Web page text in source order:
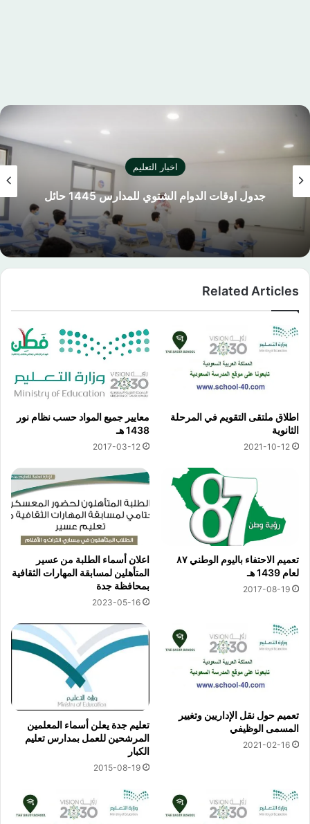
اخبار التعليم
جدول اوقات الدوام الشتوي للمدارس 1445 حائل
Related Articles
اطلاق ملتقى التقويم في المرحلة
الثانوية
2021-10-12
معايير جميع المواد حسب نظام نور
1438 هـ
2017-03-12
تعميم الاحتفاء باليوم الوطني ٨٧
لعام 1439 هـ
2017-08-19
اعلان أسماء الطلبة من عسير
المتأهلين لمسابقة المهارات الثقافية
بمحافظة جدة
2023-05-16
تعميم حول نقل الإداريين وتغيير
المسمى الوظيفي
2021-02-16
تعليم جدة يعلن أسماء المعلمين
المرشحين للعمل بمدارس تعليم
الكبار
2015-08-19